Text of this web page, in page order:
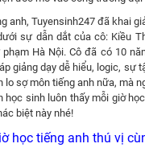
anh, Tuyensinh247 đã khai
sự dẫn dắt của cô: Kiều
Hà Nội. Cô đã có 10
giảng dạy dễ hiểu, logic,
lo sợ môn tiếng anh nữa, mà
sinh luôn thấy mỗi giờ
biệt này nhé!
học tiếng anh thú vị